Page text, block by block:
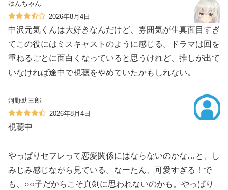
ゆんちゃん
2026年8月4日
中沢元気くんは大好きなんだけど、雰囲気が生真面目すぎ
てこの役にはミスキャストのように感じる。ドラマは回を
重ねるごとに面白くなっていると思うけれど、推しが出て
いなければ途中で視聴をやめていたかもしれない。
河野助三郎
2026年8月4日
視聴中
やっぱりセフレって恋愛関係にはならないのかな…と、し
みじみ感じながら見ている。なーたん、可愛すぎる！で
も、○○子だからこそ真剣に思われないのかも。やっぱり